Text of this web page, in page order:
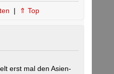
| ⇑ Top
erst mal den Asien-